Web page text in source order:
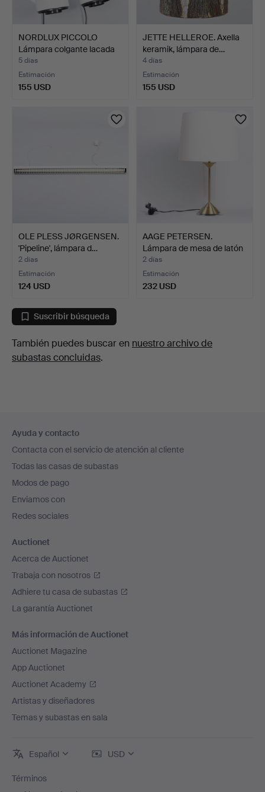
NORDLUX PICCOLO
Lámpara colgante lacada
en…
5 días
Estimación
155 USD
JETTE HELLEROE. Axella
keramik, lámpara de…
4 días
Estimación
155 USD
OLE PLESS JØRGENSEN.
'Pipeline', lámpara d…
2 días
Estimación
124 USD
AAGE PETERSEN.
Lámpara de mesa de latón
y …
2 días
Estimación
232 USD
Suscribir búsqueda
También puedes buscar en nuestro archivo de
subastas concluidas.
en
el
pie
de
página
Ayuda y contacto
Contacta con el servicio de atención al cliente
Todas las casas de subastas
Modos de pago
Enviamos con
Redes sociales
Auctionet
Acerca de Auctionet
Trabaja con nosotros
Adhiere tu casa de subastas
La garantía Auctionet
Más información de Auctionet
Auctionet Magazine
App Auctionet
Auctionet Academy
Artistas y diseñadores
Temas y subastas en sala
Español USD
Términos